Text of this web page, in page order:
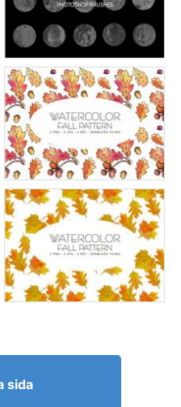
sida